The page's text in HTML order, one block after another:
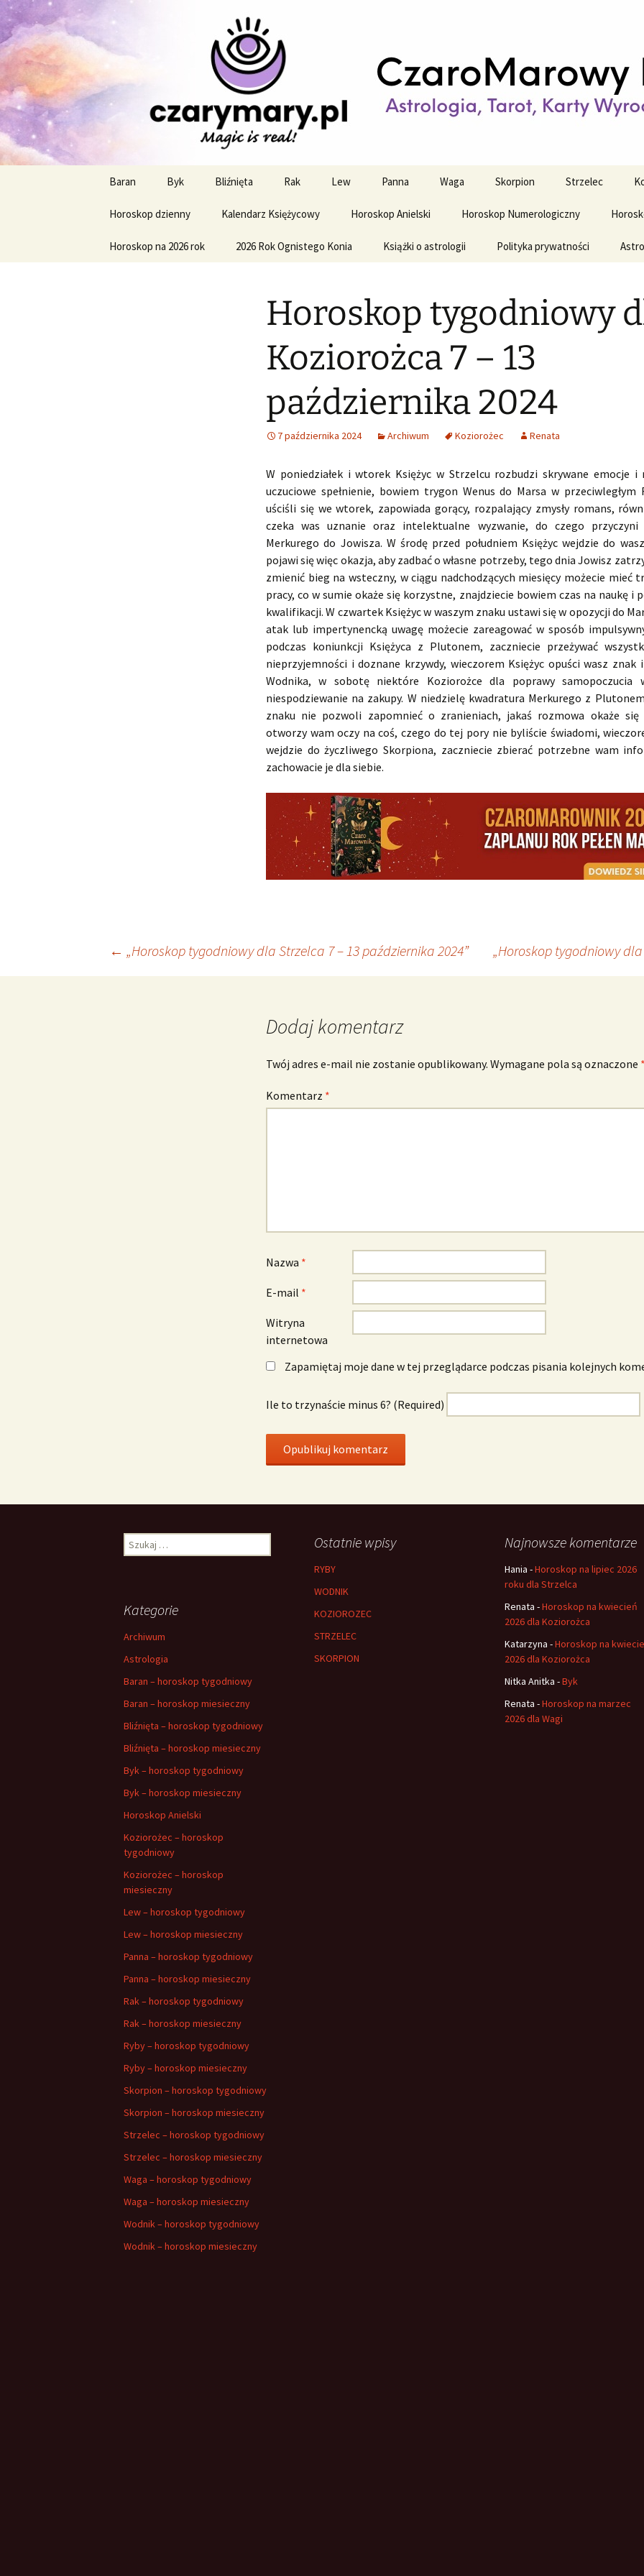
CzaroMarowy horoskop
miesięczny i tygodniowy
Profesjonalne przepowiednie astrologiczne
treści
Baran Byk Bliźnięta Rak Lew Panna Waga Skorpion Strzelec
Horoskop dzienny Kalendarz Księżycowy Horoskop Anielski Horoskop Numerologiczny
Horoskop na 2026 rok 2026 Rok Ognistego Konia Książki o astrologii Polityka prywatności
Horoskop tygodniowy
Koziorożca 7 – 13
października 2024
7 października 2024 Archiwum Koziorożec Renata
W poniedziałek i wtorek Księżyc w Strzelcu rozbudzi skrywane emocje i
uczuciowe spełnienie, bowiem trygon Wenus do Marsa w przeciwległym
uściśli się we wtorek, zapowiada gorący, rozpalający zmysły romans,
czeka was uznanie oraz intelektualne wyzwanie, do czego
Merkurego do Jowisza. W środę przed południem Księżyc wejdzie do
pojawi się więc okazja, aby zadbać o własne potrzeby, tego dnia Jowisz
zmienić bieg na wsteczny, w ciągu nadchodzących miesięcy możecie mieć
pracy, co w sumie okaże się korzystne, znajdziecie bowiem czas na naukę i
kwalifikacji. W czwartek Księżyc w waszym znaku ustawi się w opozycji do
atak lub impertynencką uwagę możecie zareagować w sposób
podczas koniunkcji Księżyca z Plutonem, zaczniecie przeżywać
nieprzyjemności i doznane krzywdy, wieczorem Księżyc opuści wasz znak
Wodnika, w sobotę niektóre Koziorożce dla poprawy samopoczucia
niespodziewanie na zakupy. W niedzielę kwadratura Merkurego z
znaku nie pozwoli zapomnieć o zranieniach, jakaś rozmowa okaże się
otworzy wam oczy na coś, czego do tej pory nie byliście świadomi,
wejdzie do życzliwego Skorpiona, zaczniecie zbierać potrzebne wam
zachowacie je dla siebie.
Nawigacja
← „Horoskop tygodniowy dla Strzelca 7 – 13 października 2024” „Horoskop tygodniowy
Dodaj komentarz
Twój adres e-mail nie zostanie opublikowany. Wymagane pola są oznaczone
Komentarz *
Nazwa *
E-mail *
Witryna
internetowa
Zapamiętaj moje dane w tej przeglądarce podczas pisania kolejnych
Ile to trzynaście minus 6? (Required)
Szukaj: Ostatnie wpisy
RYBY
WODNIK
KOZIOROZEC
STRZELEC
SKORPION
Najnowsze komentarze
Hania -Horoskop na lipiec 2026
roku dla Strzelca
Renata -Horoskop na kwiecień
2026 dla Koziorożca
Katarzyna -Horoskop na
2026 dla Koziorożca
Nitka Anitka -Byk
Renata -Horoskop na marzec
2026 dla Wagi
Kategorie
Archiwum
Astrologia
Baran – horoskop tygodniowy
Baran – horoskop miesieczny
Bliźnięta – horoskop tygodniowy
Bliźnięta – horoskop miesieczny
Byk – horoskop tygodniowy
Byk – horoskop miesieczny
Horoskop Anielski
Koziorożec – horoskop
tygodniowy
Koziorożec – horoskop
miesieczny
Lew – horoskop tygodniowy
Lew – horoskop miesieczny
Panna – horoskop tygodniowy
Panna – horoskop miesieczny
Rak – horoskop tygodniowy
Rak – horoskop miesieczny
Ryby – horoskop tygodniowy
Ryby – horoskop miesieczny
Skorpion – horoskop tygodniowy
Skorpion – horoskop miesieczny
Strzelec – horoskop tygodniowy
Strzelec – horoskop miesieczny
Waga – horoskop tygodniowy
Waga – horoskop miesieczny
Wodnik – horoskop tygodniowy
Wodnik – horoskop miesieczny